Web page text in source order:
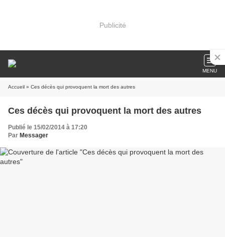
Publicité
MENU
Accueil » Ces décès qui provoquent la mort des autres
Ces décès qui provoquent la mort des autres
Publié le 15/02/2014 à 17:20
Par Messager